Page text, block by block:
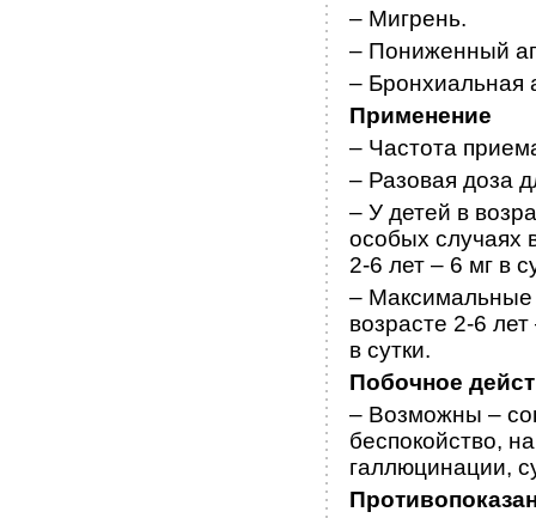
– Мигрень.
– Пониженный
– Бронхиальная
Применение
– Частота
– Разовая доза
– У детей в
особых случаях
2-6 лет – 6 мг в
– Максимальные
возрасте 2-6
в сутки.
Побочное
– Возможны –
беспокойство,
галлюцинации,